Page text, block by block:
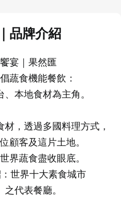
品牌介紹
宴｜果然匯
蔬食機能餐飲：
本地食材為主角。
，透過多國料理方式，
顧客及這片土地。
界蔬食盡收眼底。
世界十大素食城市
代表餐廳。